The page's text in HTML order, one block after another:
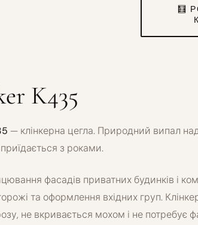
🧮
K435
— клінкерна цегла. Природний випал
з роками.
фасадів приватних будинків і
та оформлення вхідних груп.
не вкривається мохом і не потребує